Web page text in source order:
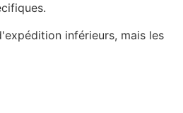
inférieurs, mais les